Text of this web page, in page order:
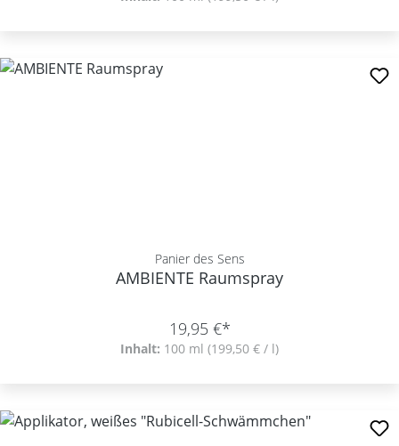
Panier des Sens
AMBIENTE Raumspray
19,95 €*
Inhalt: 100 ml (199,50 € / l)